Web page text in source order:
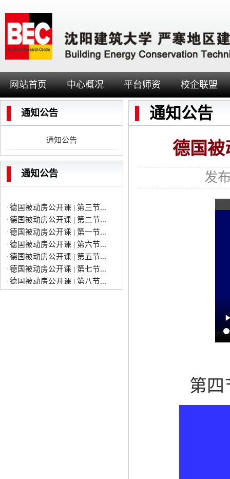
网站首页 中心概况 平台师资 校企联盟
通知公告
通知公告
通知公告
·德国被动房公开课 | 第三节...
·德国被动房公开课 | 第二节...
德国被动房公开课 | 第一节...
·德国被动房公开课 | 第六节...
德国被动房公开课 | 第五节...
·德国被动房公开课 | 第七节...
德国被动房公开课 | 第八节...
·德国被动房公开课 | 第四节...
沃尔夫冈∙菲斯特教授讲座预告
· 德国被动房公开课 | 第二节...
· 德国被动房公开课 | 第一节...
· 德国被动房公开课 | 第六节...
· 德国被动房公开课 | 第五节...
· 德国被动房公开课 | 第七节...
· 德国被动房公开课 | 第八节...
· 德国被动房公开课 | 德国被...
通知公告
德国被
发
第四